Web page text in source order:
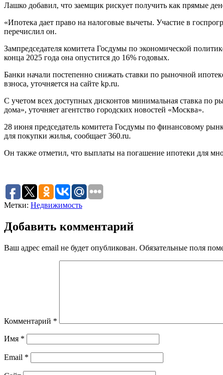
Лашко добавил, что заемщик рискует получить как прямые
«Ипотека дает право на налоговые вычеты. Участие в
перечислил он.
Зампредседателя комитета Госдумы по экономической
конца 2025 года она опустится до 16% годовых.
Банки начали постепенно снижать ставки по рыночной
взноса, уточняется на сайте kp.ru.
С учетом всех доступных дисконтов минимальная ставка по
дома», уточняет агентство городских новостей «Москва».
28 июня председатель комитета Госдумы по финансовому
для покупки жилья, сообщает 360.ru.
Он также отметил, что выплаты на погашение ипотеки для
Метки: Недвижимость
Добавить комментарий
Ваш адрес email не будет опубликован. Обязательные поля
Комментарий *
Имя *
Email *